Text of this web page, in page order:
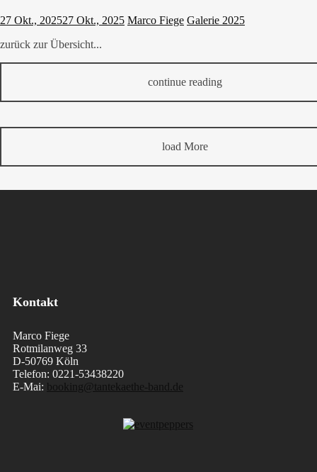
27 Okt., 202527 Okt., 2025 Marco Fiege Galerie 2025
zurück zur Übersicht...
continue reading
load More
Kontakt
Marco Fiege
Rotmilanweg 33
D-50769 Köln
Telefon: 0221-53438220
E-Mai: booking@tantekaethe-band.de